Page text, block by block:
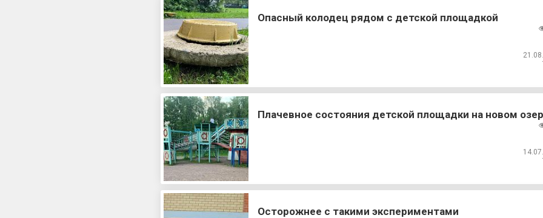
Опасный колодец рядом с детской площадкой
Плачевное состояния детской площадки на новом
Осторожнее с такими экспериментами